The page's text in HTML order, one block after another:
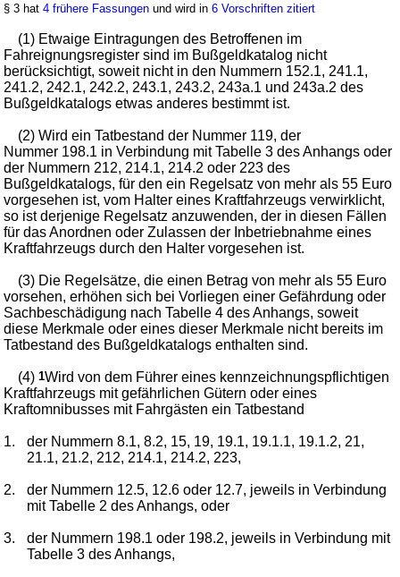
§ 3 hat4 frühere Fassungen und wird in6 Vorschriften zitiert
(1) Etwaige Eintragungen des Betroffenen im
Fahreignungsregister sind im Bußgeldkatalog nicht
berücksichtigt, soweit nicht in den Nummern 152.1, 241.1,
241.2, 242.1, 242.2, 243.1, 243.2, 243a.1 und 243a.2 des
Bußgeldkatalogs etwas anderes bestimmt ist.
(2) Wird ein Tatbestand der Nummer 119, der
Nummer 198.1 in Verbindung mit Tabelle 3 des Anhangs oder
der Nummern 212, 214.1, 214.2 oder 223 des
Bußgeldkatalogs, für den ein Regelsatz von mehr als 55 Euro
vorgesehen ist, vom Halter eines Kraftfahrzeugs verwirklicht,
so ist derjenige Regelsatz anzuwenden, der in diesen Fällen
für das Anordnen oder Zulassen der Inbetriebnahme eines
Kraftfahrzeugs durch den Halter vorgesehen ist.
(3) Die Regelsätze, die einen Betrag von mehr als 55 Euro
vorsehen, erhöhen sich bei Vorliegen einer Gefährdung oder
Sachbeschädigung nach Tabelle 4 des Anhangs, soweit
diese Merkmale oder eines dieser Merkmale nicht bereits im
Tatbestand des Bußgeldkatalogs enthalten sind.
(4)1Wird von dem Führer eines kennzeichnungspflichtigen
Kraftfahrzeugs mit gefährlichen Gütern oder eines
Kraftomnibusses mit Fahrgästen ein Tatbestand
1.
der Nummern 8.1, 8.2, 15, 19, 19.1, 19.1.1, 19.1.2, 21,
21.1, 21.2, 212, 214.1, 214.2, 223,
2.
der Nummern 12.5, 12.6 oder 12.7, jeweils in Verbindung
mit Tabelle 2 des Anhangs, oder
3.
der Nummern 198.1 oder 198.2, jeweils in Verbindung mit
Tabelle 3 des Anhangs,